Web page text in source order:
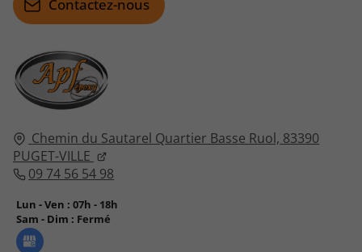
Chemin du Sautarel Quartier Basse Ruol, 83390
PUGET-VILLE
09 74 56 54 98
Lun - Ven : 07h - 18h
Sam - Dim : Fermé
Contactez-nous